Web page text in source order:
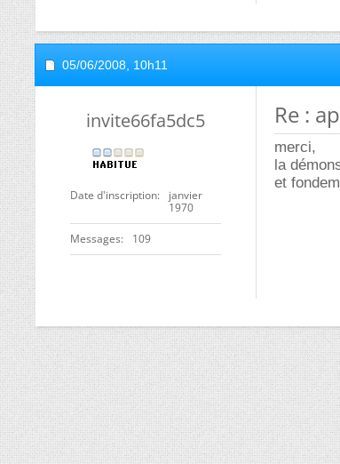
05/06/2008, 10h11
invite66fa5dc5
Date d'inscription
janvier
1970
Messages 109
Re :
merci,
la
et